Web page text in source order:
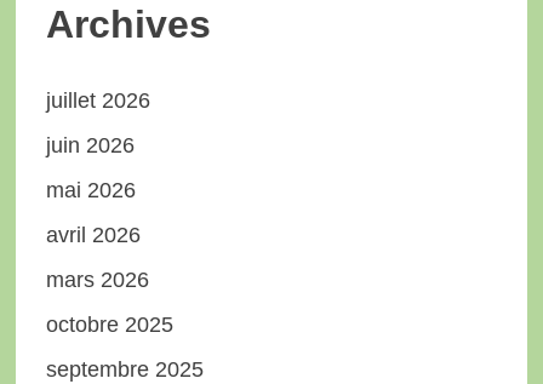
Archives
juillet 2026
juin 2026
mai 2026
avril 2026
mars 2026
octobre 2025
septembre 2025